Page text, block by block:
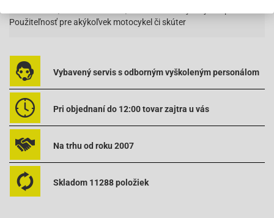
Použiteľnosť pre akýkoľvek motocykel či skúter
Vybavený servis s odborným vyškoleným personálom
Pri objednaní do 12:00 tovar zajtra u vás
Na trhu od roku 2007
Skladom 11288 položiek